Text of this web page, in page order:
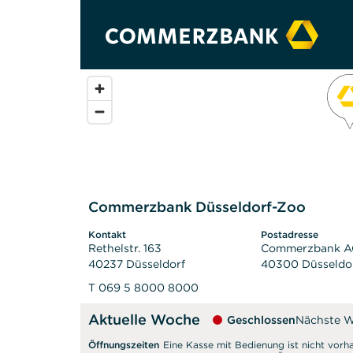
Commerzbank Düsseldorf-Zoo
Kontakt
Rethelstr. 163
40237 Düsseldorf
T 069 5 8000 8000
Postadresse
Commerzbank
40300
Aktuelle Woche GeschlossenNächste
Öffnungszeiten Eine Kasse mit Bedienung ist nicht